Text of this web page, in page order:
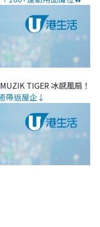
TIGER 冰感風扇！
帶返屋企↓